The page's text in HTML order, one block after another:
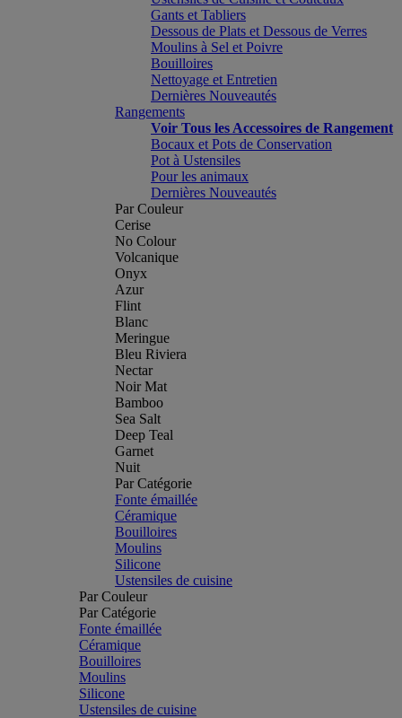
Gants et Tabliers
Dessous de Plats et Dessous de Verres
Moulins à Sel et Poivre
Bouilloires
Nettoyage et Entretien
Dernières Nouveautés
Rangements
Voir Tous les Accessoires de Rangement
Bocaux et Pots de Conservation
Pot à Ustensiles
Pour les animaux
Dernières Nouveautés
Par Couleur
Cerise
No Colour
Volcanique
Onyx
Azur
Flint
Blanc
Meringue
Bleu Riviera
Nectar
Noir Mat
Bamboo
Sea Salt
Deep Teal
Garnet
Nuit
Par Catégorie
Fonte émaillée
Céramique
Bouilloires
Moulins
Silicone
Ustensiles de cuisine
Par Couleur
Par Catégorie
Fonte émaillée
Céramique
Bouilloires
Moulins
Silicone
Ustensiles de cuisine